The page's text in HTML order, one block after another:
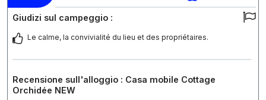
Giudizi sul campeggio :
Le calme, la convivialité du lieu et des propriétaires.
Recensione sull'alloggio : Casa mobile Cottage
Orchidée NEW